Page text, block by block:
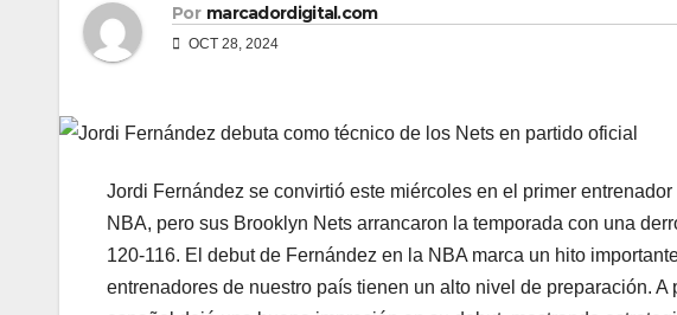
Por marcadordigital.com
OCT 28, 2024
Jordi Fernández se convirtió este miércoles en el primer
NBA, pero sus Brooklyn Nets arrancaron la temporada con una
120-116. El debut de Fernández en la NBA marca un hito
entrenadores de nuestro país tienen un alto nivel de preparación.